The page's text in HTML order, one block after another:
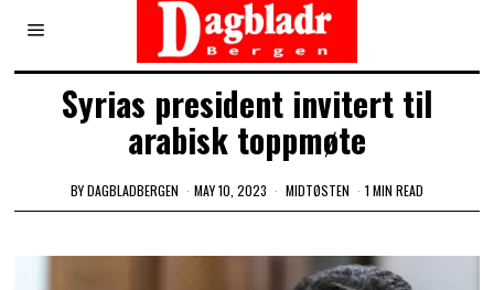
Syrias president invitert til
arabisk toppmøte
BYDAGBLADBERGEN MAY 10, 2023 MIDTØSTEN 1 MIN READ